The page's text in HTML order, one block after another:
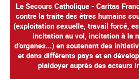
Le Secours Catholique - Caritas
contre la traite des êtres humains
(exploitation sexuelle, travail forcé,
incitation au vol, incitation à la
d’organes...) en soutenant des
et dans différents pays et en
plaidoyer auprès des acteurs